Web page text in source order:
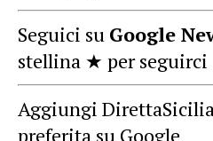
Seguici su Google
stellina ★ per seguirci
Aggiungi
preferita su Google